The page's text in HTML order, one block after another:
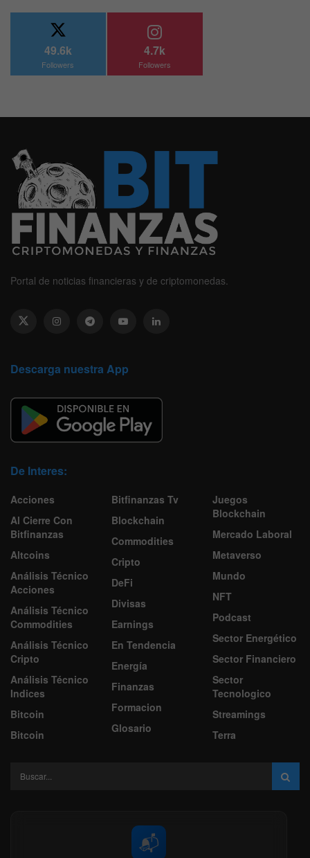
49.6k
Followers
4.7k
Followers
Portal de noticias financieras y de criptomonedas.
Descarga nuestra App
De Interes:
Acciones
Al Cierre Con
Bitfinanzas
Altcoins
Análisis Técnico
Acciones
Análisis Técnico
Commodities
Análisis Técnico
Cripto
Análisis Técnico
Indices
Bitcoin
Bitcoin
Bitfinanzas Tv
Blockchain
Commodities
Cripto
DeFi
Divisas
Earnings
En Tendencia
Energía
Finanzas
Formacion
Glosario
Juegos
Blockchain
Mercado Laboral
Metaverso
Mundo
NFT
Podcast
Sector Energético
Sector Financiero
Sector
Tecnologico
Streamings
Terra
📬